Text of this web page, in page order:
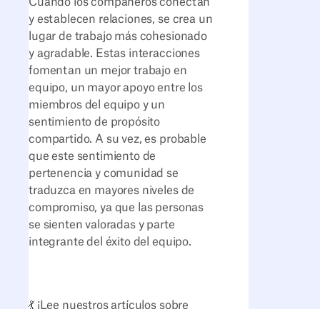
y establecen relaciones, se crea un
lugar de trabajo más cohesionado
y agradable. Estas interacciones
fomentan un mejor trabajo en
equipo, un mayor apoyo entre los
miembros del equipo y un
sentimiento de propósito
compartido. A su vez, es probable
que este sentimiento de
pertenencia y comunidad se
traduzca en mayores niveles de
compromiso, ya que las personas
se sienten valoradas y parte
integrante del éxito del equipo.
💃 ¡Lee nuestros artículos sobre